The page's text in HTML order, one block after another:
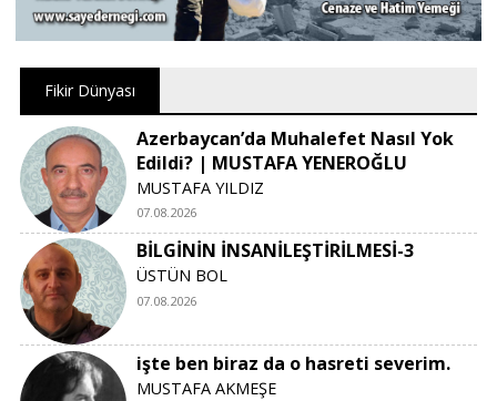
Fikir Dünyası
Azerbaycan’da Muhalefet Nasıl Yok
Edildi? | MUSTAFA YENEROĞLU
MUSTAFA YILDIZ
07.08.2026
BİLGİNİN İNSANİLEŞTİRİLMESİ-3
ÜSTÜN BOL
07.08.2026
işte ben biraz da o hasreti severim.
MUSTAFA AKMEŞE